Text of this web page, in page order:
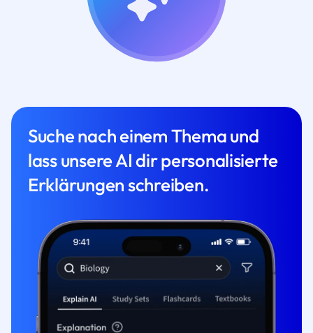
Suche nach einem Thema und
lass unsere AI dir personalisierte
Erklärungen schreiben.